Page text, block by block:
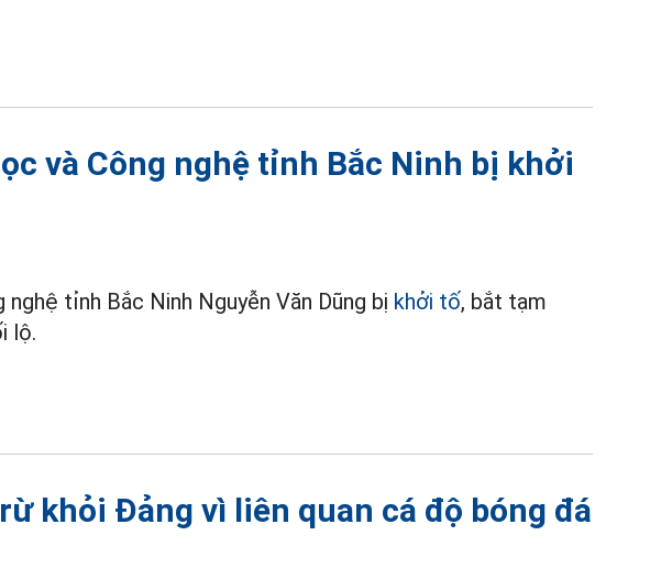
và Công nghệ tỉnh Bắc Ninh bị khởi
tỉnh Bắc Ninh Nguyễn Văn Dũng bị khởi tố, bắt tạm
lộ.
khỏi Đảng vì liên quan cá độ bóng đá